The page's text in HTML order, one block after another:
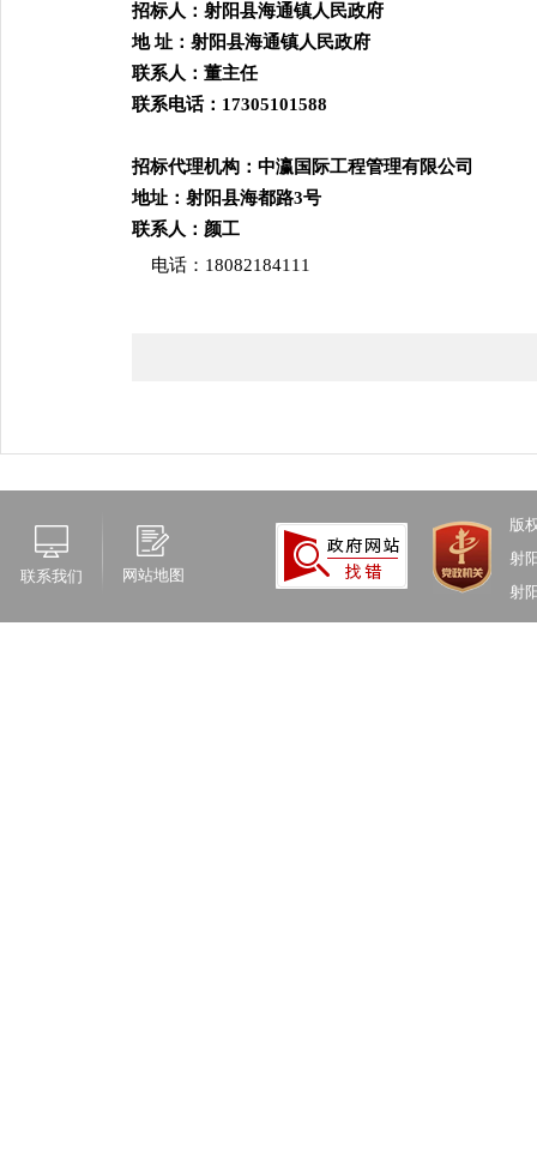
招标人：射阳县海通镇人民政府
地 址：射阳县海通镇人民政府
联系人：董主任
联系电话： 17305101588
招标代理机构：中瀛国际工程管理有限公司
地址：射阳县海都路3号
联系人：颜工
电话： 18082184111
联系我们 网站地图
版
射
射